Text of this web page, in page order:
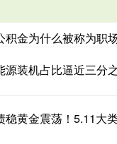
积金为什么被称为职
源装机占比逼近三分
稳黄金震荡！5.11大